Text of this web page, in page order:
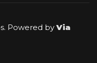
Powered by Via